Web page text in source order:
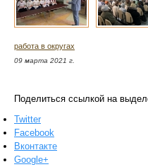
работа в округах
09 марта 2021 г.
Поделиться ссылкой на
Twitter
Facebook
Вконтакте
Google+